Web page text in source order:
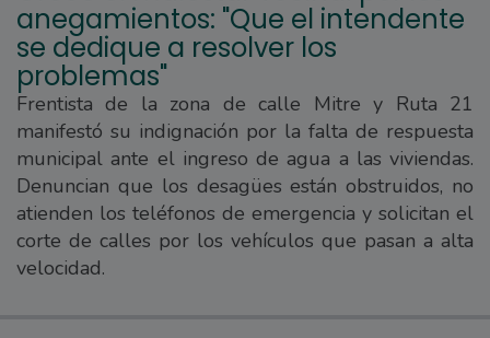
anegamientos: "Que el intendente
se dedique a resolver los
problemas"
Frentista de la zona de calle Mitre y Ruta 21
manifestó su indignación por la falta de respuesta
municipal ante el ingreso de agua a las viviendas.
Denuncian que los desagües están obstruidos, no
atienden los teléfonos de emergencia y solicitan el
corte de calles por los vehículos que pasan a alta
velocidad.